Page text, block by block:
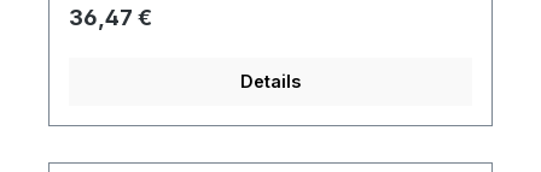
Regulärer Preis:
36,47 €
Details